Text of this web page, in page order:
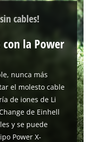
para
Google Maps!
to load due
disclosed to the
needs to setup
to add this content
used.
Consent
cables!
la Power
nunca más
el molesto cable
de iones de Li
de Einhell
y se puede
Power X-